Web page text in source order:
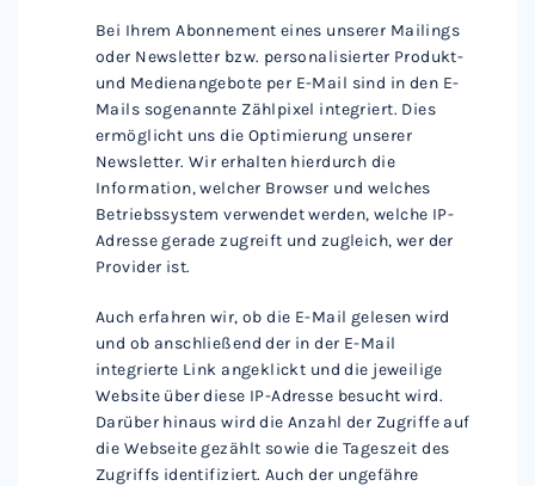
Bei Ihrem Abonnement eines unserer Mailings
oder Newsletter bzw. personalisierter Produkt-
und Medienangebote per E-Mail sind in den E-
Mails sogenannte Zählpixel integriert. Dies
ermöglicht uns die Optimierung unserer
Newsletter. Wir erhalten hierdurch die
Information, welcher Browser und welches
Betriebssystem verwendet werden, welche IP-
Adresse gerade zugreift und zugleich, wer der
Provider ist.
Auch erfahren wir, ob die E-Mail gelesen wird
und ob anschließend der in der E-Mail
integrierte Link angeklickt und die jeweilige
Website über diese IP-Adresse besucht wird.
Darüber hinaus wird die Anzahl der Zugriffe auf
die Webseite gezählt sowie die Tageszeit des
Zugriffs identifiziert. Auch der ungefähre